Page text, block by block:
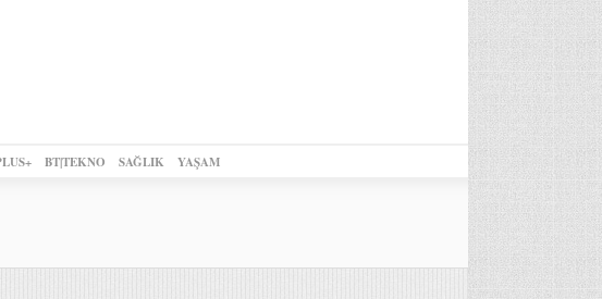
BT|TEKNO SAĞLIK YAŞAM